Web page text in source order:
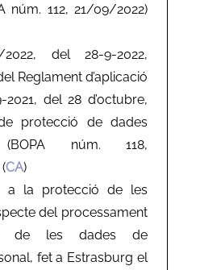
núm. 112, 21/09/2022)
del 28-9-2022,
Reglament d’aplicació
del 28 d’octubre,
protecció de dades
(BOPA núm. 118,
CA)
a la protecció de les
del processament
de les dades de
fet a Estrasburg el